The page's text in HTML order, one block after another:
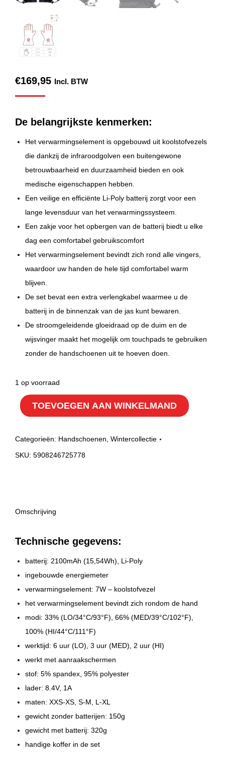
€169,95 Incl. BTW
De belangrijkste kenmerken:
Het verwarmingselement is opgebouwd uit koolstofvezels
die dankzij de infraroodgolven een buitengewone
betrouwbaarheid en duurzaamheid bieden en ook
medische eigenschappen hebben.
Een veilige en efficiënte Li-Poly batterij zorgt voor een
lange levensduur van het verwarmingssysteem.
Een zakje voor het opbergen van de batterij biedt u elke
dag een comfortabel gebruikscomfort
Het verwarmingselement bevindt zich rond alle vingers,
waardoor uw handen de hele tijd comfortabel warm
blijven.
De set bevat een extra verlengkabel waarmee u de
batterij in de binnenzak van de jas kunt bewaren.
De stroomgeleidende gloeidraad op de duim en de
wijsvinger maakt het mogelijk om touchpads te gebruiken
zonder de handschoenen uit te hoeven doen.
1 op voorraad
TOEVOEGEN AAN WINKELMAND
Categorieën: Handschoenen Wintercollectie
SKU: 5908246725778
Omschrijving
Technische gegevens:
batterij: 2100mAh (15,54Wh), Li-Poly
ingebouwde energiemeter
verwarmingselement: 7W – koolstofvezel
het verwarmingselement bevindt zich rondom de hand
modi: 33% (LO/34°C/93°F), 66% (MED/39°C/102°F),
100% (HI/44°C/111°F)
werktijd: 6 uur (LO), 3 uur (MED), 2 uur (HI)
werkt met aanraakschermen
stof: 5% spandex, 95% polyester
lader: 8.4V, 1A
maten: XXS-XS, S-M, L-XL
gewicht zonder batterijen: 150g
gewicht met batterij: 320g
handige koffer in de set